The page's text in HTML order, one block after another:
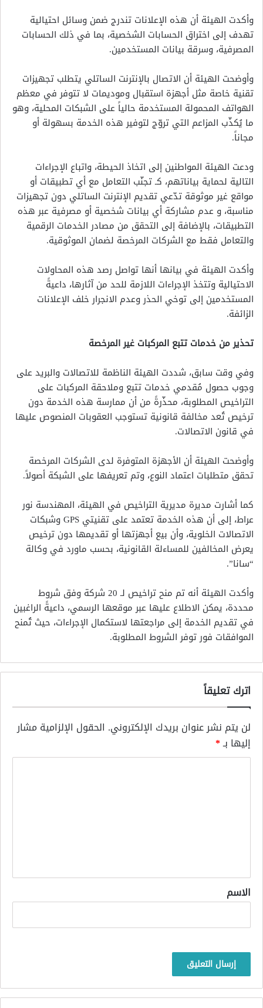
وأكدت الهيئة أن هذه الإعلانات تندرج ضمن وسائل احتيالية
تهدف إلى اختراق الحسابات الشخصية، بما في ذلك الحسابات
المصرفية، وسرقة بيانات المستخدمين.
وأوضحت الهيئة أن الاتصال بالإنترنت الساتلي يتطلب تجهيزات
تقنية خاصة مثل أجهزة استقبال وموديمات لا تتوفر في معظم
الهواتف المحمولة المستخدمة حالياً على الشبكات المحلية، وهو
ما يُكذّب المزاعم التي تروّج لتوفير هذه الخدمة بسهولة أو
مجاناً.
ودعت الهيئة المواطنين إلى اتخاذ الحيطة، واتباع الإجراءات
التالية لحماية بياناتهم، كـ تجنّب التعامل مع أي تطبيقات أو
مواقع غير موثوقة تدّعي تقديم الإنترنت الساتلي دون تجهيزات
مناسبة، و عدم مشاركة أي بيانات شخصية أو مصرفية عبر هذه
التطبيقات، بالإضافة إلى التحقق من مصادر الخدمات الرقمية
والتعامل فقط مع الشركات المرخصة لضمان الموثوقية.
وأكدت الهيئة في بيانها أنها تواصل رصد هذه المحاولات
الاحتيالية وتتخذ الإجراءات اللازمة للحد من آثارها، داعيةً
المستخدمين إلى توخي الحذر وعدم الانجرار خلف الإعلانات
الزائفة.
تحذير من خدمات تتبع المركبات غير المرخصة
وفي وقت سابق، شددت الهيئة الناظمة للاتصالات والبريد على
وجوب حصول مُقدمي خدمات تتبع وملاحقة المركبات على
التراخيص المطلوبة، محذّرةً من أن ممارسة هذه الخدمة دون
ترخيص تُعد مخالفة قانونية تستوجب العقوبات المنصوص عليها
في قانون الاتصالات.
وأوضحت الهيئة أن الأجهزة المتوفرة لدى الشركات المرخصة
تحقق متطلبات اعتماد النوع، وتم تعريفها على الشبكة أصولاً.
كما أشارت مديرة مديرية التراخيص في الهيئة، المهندسة نور
عراط، إلى أن هذه الخدمة تعتمد على تقنيتي GPS وشبكات
الاتصالات الخلوية، وأن بيع أجهزتها أو تقديمها دون ترخيص
يعرض المخالفين للمساءلة القانونية، بحسب ماورد في وكالة
“سانا”.
وأكدت الهيئة أنه تم منح تراخيص لـ 20 شركة وفق شروط
محددة، يمكن الاطلاع عليها عبر موقعها الرسمي، داعيةً الراغبين
في تقديم الخدمة إلى مراجعتها لاستكمال الإجراءات، حيث تُمنح
الموافقات فور توفر الشروط المطلوبة.
اترك تعليقاً
لن يتم نشر عنوان بريدك الإلكتروني. الحقول الإلزامية مشار
إليها بـ*
*
الاسم